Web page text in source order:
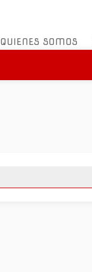
QUIENES SOMOS